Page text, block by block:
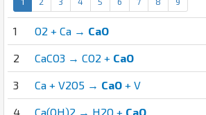
1 O2 + Ca → CaO
2 CaCO3 → CO2 + CaO
3 Ca + V2O5 → CaO + V
4 Ca(OH)2 → H2O + CaO